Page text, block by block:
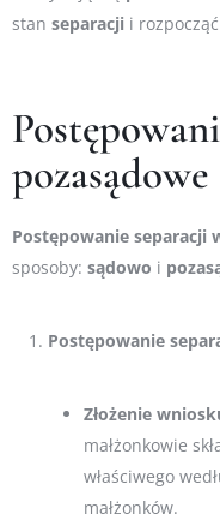
stan separacji i
pozasądowe
Postępowanie separacji
sposoby: sądowo i
Postępowanie
Złożenie
małżonkowie
właściwego
małżonków.